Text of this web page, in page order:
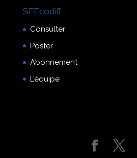
SFEcodiff
Consulter
Poster
Abonnement
L’équipe